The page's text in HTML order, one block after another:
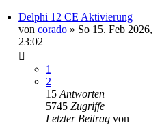
Delphi 12 CE Aktivierung
von corado » So 15. Feb 2026,
23:02
1
2
15 Antworten
5745 Zugriffe
Letzter Beitrag von